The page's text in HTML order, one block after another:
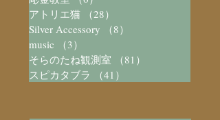
アトリエ猫
（28）
Silver Accessory
（8）
music
（3）
そらのたね観測室
（81）
スピカタブラ
（41）